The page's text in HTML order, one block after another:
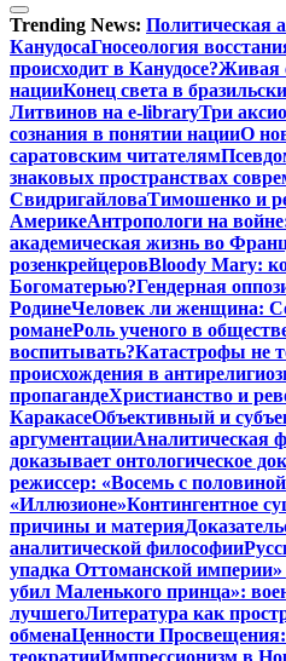
Trending News: Политическая
КанудосаГносеология
происходит в Канудосе?Живая
нацииКонец света в
Литвинов на e-libraryТри
сознания в понятии нацииО
саратовским читателям
знаковых пространствах
СвидригайловаТимошенко и
АмерикеАнтропологи на
академическая жизнь во
розенкрейцеровBloody Mary:
Богоматерью?Гендерная
РодинеЧеловек ли женщина:
романеРоль ученого в
воспитывать?Катастрофы не
происхождения в
пропагандеХристианство и
КаракасеОбъективный и
аргументацииАналитическая
доказывает онтологическое
режиссер: «Восемь с
«Иллюзионе»Контингентное
причины и материя
аналитической философии
упадка Оттоманской
убил Маленького принца»:
лучшегоЛитература как
обменаЦенности